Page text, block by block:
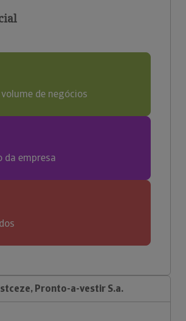
de negócios
da empresa
Pronto-a-vestir S.a.